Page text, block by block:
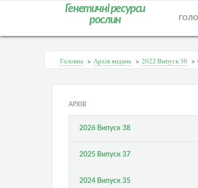
Генетичні ресурси
рослин
Головна > Архів видань > 2022 Випуск 30 >
АРХІВ
2026 Випуск 38
2025 Випуск 37
2024 Випуск 35